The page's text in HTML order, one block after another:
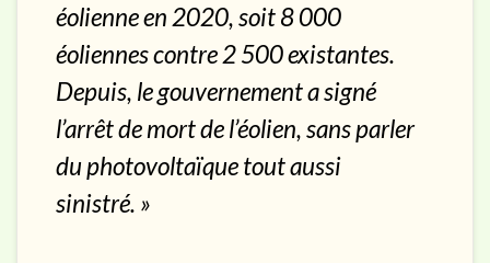
éolienne en 2020, soit 8 000
éoliennes contre 2 500 existantes.
Depuis, le gouvernement a signé
l’arrêt de mort de l’éolien, sans parler
du photovoltaïque tout aussi
sinistré. »